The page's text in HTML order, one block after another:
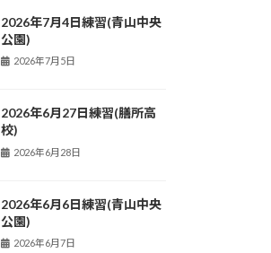
2026年7月4日練習(青山中央
公園)
2026年7月5日
2026年6月27日練習(膳所高
校)
2026年6月28日
2026年6月6日練習(青山中央
公園)
2026年6月7日